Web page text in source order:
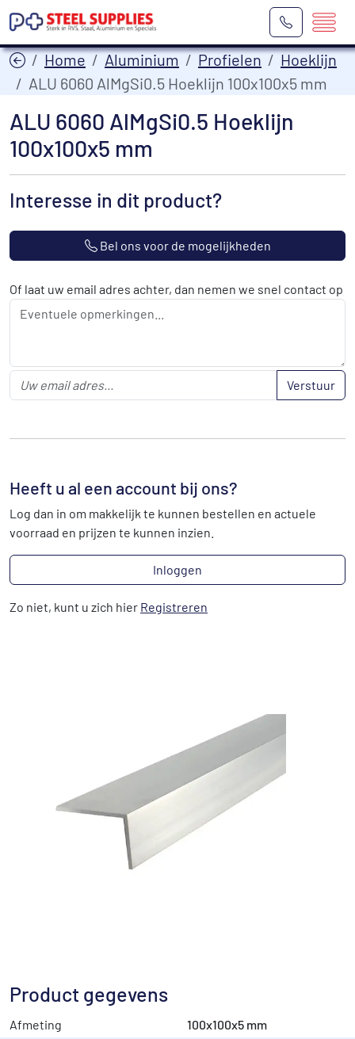
Home Aluminium Profielen
Hoeklijn
ALU 6060 AlMgSi0.5 Hoeklijn 100x100x5 mm
ALU 6060 AlMgSi0.5 Hoeklijn
100x100x5 mm
Product gegevens
Afmeting
100x100x5 mm
Interesse in dit product?
Bel ons voor de mogelijkheden
Of laat uw email adres achter, dan nemen we snel contact op
Verstuur
Heeft u al een account bij ons?
Log dan in om makkelijk te kunnen bestellen en actuele
voorraad en prijzen te kunnen inzien.
Inloggen
Zo niet, kunt u zich hier Registreren